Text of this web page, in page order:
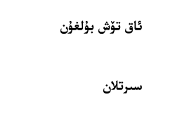
ئاق تۆش بۇلغۇن
سىرتلان